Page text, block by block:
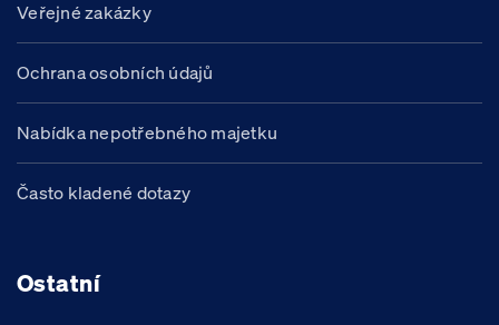
Veřejné zakázky
Ochrana osobních údajů
Nabídka nepotřebného majetku
Často kladené dotazy
Ostatní